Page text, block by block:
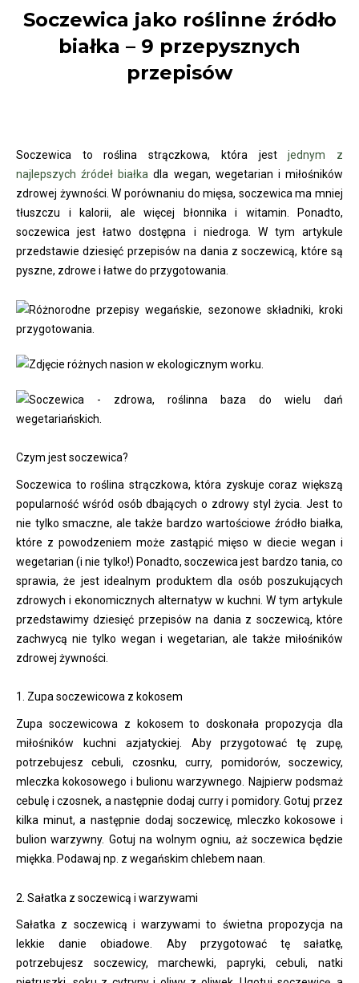
Soczewica jako roślinne źródło
białka – 9 przepysznych
przepisów
Soczewica to roślina strączkowa, która jestjednym z
najlepszych źródeł białka dla wegan, wegetarian i miłośników
zdrowej żywności. W porównaniu do mięsa, soczewica ma mniej
tłuszczu i kalorii, ale więcej błonnika i witamin. Ponadto,
soczewica jest łatwo dostępna i niedroga. W tym artykule
przedstawie dziesięć przepisów na dania z soczewicą, które są
pyszne, zdrowe i łatwe do przygotowania.
Czym jest soczewica?
Soczewica to roślina strączkowa, która zyskuje coraz większą
popularność wśród osób dbających o zdrowy styl życia. Jest to
nie tylko smaczne, ale także bardzo wartościowe źródło białka,
które z powodzeniem może zastąpić mięso w diecie wegan i
wegetarian (i nie tylko!) Ponadto, soczewica jest bardzo tania, co
sprawia, że jest idealnym produktem dla osób poszukujących
zdrowych i ekonomicznych alternatyw w kuchni. W tym artykule
przedstawimy dziesięć przepisów na dania z soczewicą, które
zachwycą nie tylko wegan i wegetarian, ale także miłośników
zdrowej żywności.
1. Zupa soczewicowa z kokosem
Zupa soczewicowa z kokosem to doskonała propozycja dla
miłośników kuchni azjatyckiej. Aby przygotować tę zupę,
potrzebujesz cebuli, czosnku, curry, pomidorów, soczewicy,
mleczka kokosowego i bulionu warzywnego. Najpierw podsmaż
cebulę i czosnek, a następnie dodaj curry i pomidory. Gotuj przez
kilka minut, a następnie dodaj soczewicę, mleczko kokosowe i
bulion warzywny. Gotuj na wolnym ogniu, aż soczewica będzie
miękka. Podawaj np. z wegańskim chlebem naan.
2. Sałatka z soczewicą i warzywami
Sałatka z soczewicą i warzywami to świetna propozycja na
lekkie danie obiadowe. Aby przygotować tę sałatkę,
potrzebujesz soczewicy, marchewki, papryki, cebuli, natki